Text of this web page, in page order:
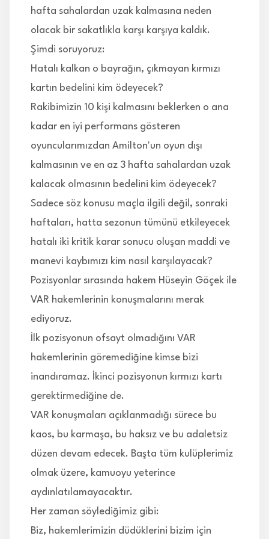
hafta sahalardan uzak kalmasına neden
olacak bir sakatlıkla karşı karşıya kaldık.
Şimdi soruyoruz:
Hatalı kalkan o bayrağın, çıkmayan kırmızı
kartın bedelini kim ödeyecek?
Rakibimizin 10 kişi kalmasını beklerken o ana
kadar en iyi performans gösteren
oyuncularımızdan Amilton'un oyun dışı
kalmasının ve en az 3 hafta sahalardan uzak
kalacak olmasının bedelini kim ödeyecek?
Sadece söz konusu maçla ilgili değil, sonraki
haftaları, hatta sezonun tümünü etkileyecek
hatalı iki kritik karar sonucu oluşan maddi ve
manevi kaybımızı kim nasıl karşılayacak?
Pozisyonlar sırasında hakem Hüseyin Göçek ile
VAR hakemlerinin konuşmalarını merak
ediyoruz.
İlk pozisyonun ofsayt olmadığını VAR
hakemlerinin göremediğine kimse bizi
inandıramaz. İkinci pozisyonun kırmızı kartı
gerektirmediğine de.
VAR konuşmaları açıklanmadığı sürece bu
kaos, bu karmaşa, bu haksız ve bu adaletsiz
düzen devam edecek. Başta tüm kulüplerimiz
olmak üzere, kamuoyu yeterince
aydınlatılamayacaktır.
Her zaman söylediğimiz gibi:
Biz, hakemlerimizin düdüklerini bizim için